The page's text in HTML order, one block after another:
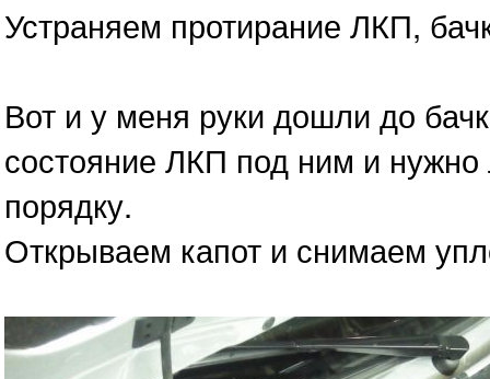
Устраняем протирание ЛКП,
Вот и у меня руки дошли до
состояние ЛКП под ним и
порядку.
Открываем капот и снимаем